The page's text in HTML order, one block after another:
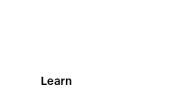
Learn